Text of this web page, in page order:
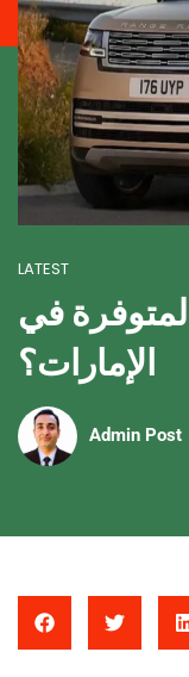
LATEST
في
الإمارات؟
Admin Post